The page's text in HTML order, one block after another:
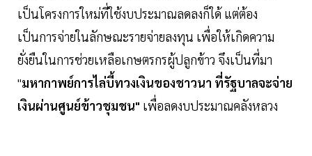
เป็นโครงการใหม่ที่ใช้งบประมาณลดลงก็ใด้ แต่ต้อง
เป็นการจ่ายในลักษณะรายจ่ายลงทุน เพื่อให้เกิดความ
ยั่งยืนในการช่วยเหลือเกษตรกรผู้ปลูกข้าว จึงเป็นที่มา
"มหากาพย์การไล่บี้ทวงเงินของชาวนา ที่รัฐบาลจะจ่าย
เงินผ่านศูนย์ข้าวชุมชน" เพื่อลดงบประมาณคลังหลวง